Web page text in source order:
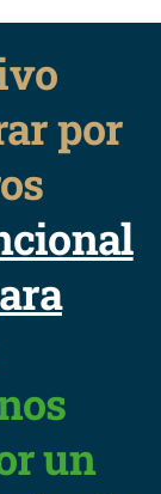
por
un